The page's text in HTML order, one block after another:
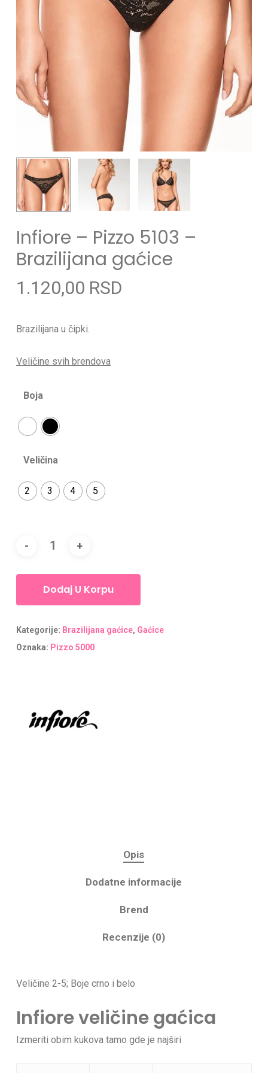
Infiore – Pizzo 5103 –
Brazilijana gaćice
1.120,00 RSD
Brazilijana u čipki.
Veličine svih brendova
Boja
Veličina
2 3 4 5
Dodaj U Korpu
Kategorije: Brazilijana gaćice, Gaćice
Oznaka: Pizzo 5000
Opis
Dodatne informacije
Brend
Recenzije (0)
Veličine 2-5; Boje crno i belo
Infiore veličine gaćica
Izmeriti obim kukova tamo gde je najširi